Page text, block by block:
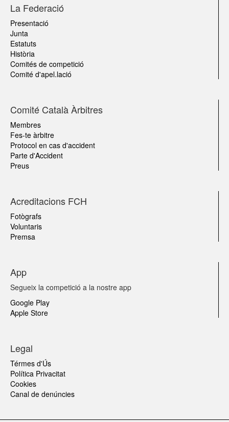
La Federació
Presentació
Junta
Estatuts
Història
Comités de competició
Comité d'apel.lació
Comité Català Àrbitres
Membres
Fes-te àrbitre
Protocol en cas d'accident
Parte d'Accident
Preus
Acreditacions FCH
Fotògrafs
Voluntaris
Premsa
App
Segueix la competició a la nostre app
Google Play
Apple Store
Legal
Térmes d'Ús
Política Privacitat
Cookies
Canal de denúncies